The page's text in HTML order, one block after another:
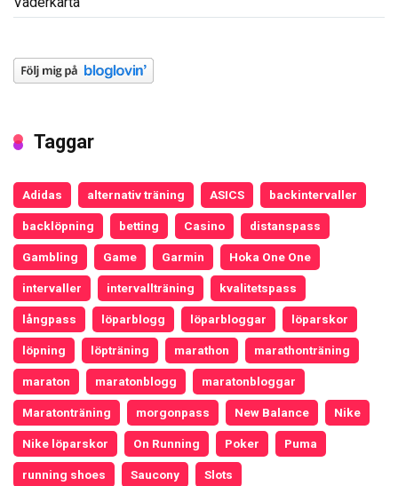
Taggar
Adidas alternativ träning ASICS backintervaller
backlöpning betting Casino distanspass
Gambling Game Garmin Hoka One One
intervaller intervallträning kvalitetspass
långpass löparblogg löparbloggar löparskor
löpning löpträning marathon marathonträning
maraton maratonblogg maratonbloggar
Maratonträning morgonpass New Balance Nike
Nike löparskor On Running Poker Puma
running shoes Saucony Slots